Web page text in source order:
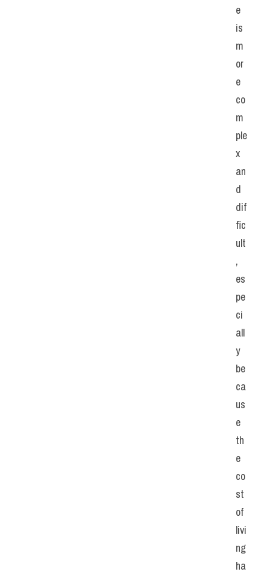
e
is
m
or
e
co
m
ple
x
an
d
dif
fic
ult
,
es
pe
ci
all
y
be
ca
us
e
th
e
co
st
of
livi
ng
ha